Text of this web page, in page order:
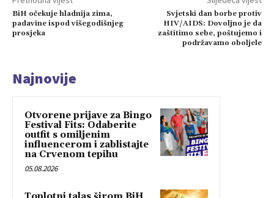
BiH očekuje hladnija zima,
padavine ispod višegodišnjeg
prosjeka
Svjetski dan borbe protiv
HIV/AIDS: Dovoljno je da
zaštitimo sebe, poštujemo i
podržavamo oboljele
Najnovije
Otvorene prijave za Bingo
Festival Fits: Odaberite
outfit s omiljenim
influencerom i zablistajte
na Crvenom tepihu
05.08.2026